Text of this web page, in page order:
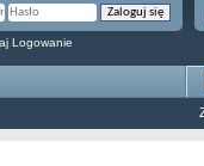
Logowanie